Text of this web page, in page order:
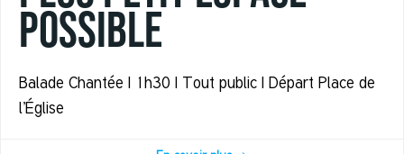
Possible
Balade Chantée | 1h30 | Tout public | Départ Place de
l’Église